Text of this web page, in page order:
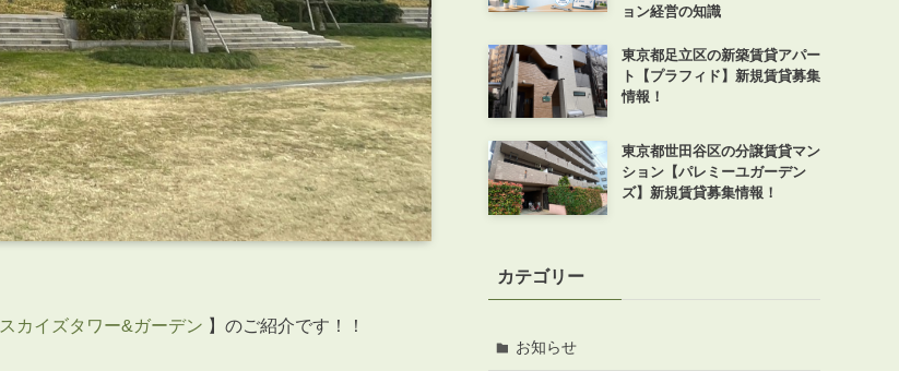
スカイズタワー&ガーデン 】のご紹介です！！
ョン経営の知識
東京都足立区の新築賃貸アパー
ト【プラフィド】新規賃貸募集
情報！
東京都世田谷区の分譲賃貸マン
ション【パレミーユガーデン
ズ】新規賃貸募集情報！
カテゴリー
お知らせ